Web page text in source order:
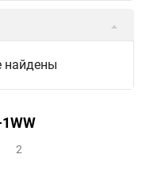
найдены
2